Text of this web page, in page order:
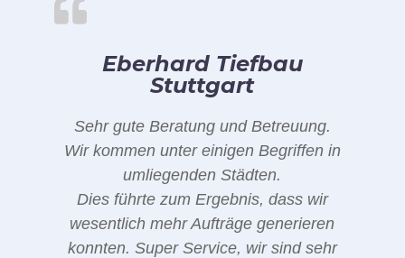
Eberhard Tiefbau
Stuttgart
Sehr gute Beratung und Betreuung.
Wir kommen unter einigen Begriffen in
umliegenden Städten.
Dies führte zum Ergebnis, dass wir
wesentlich mehr Aufträge generieren
konnten. Super Service, wir sind sehr